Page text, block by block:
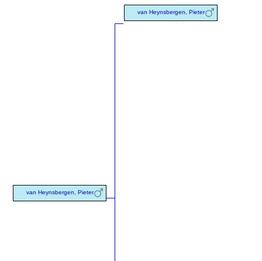
van Heynsbergen, Pieter
van Heynsbergen, Pieter